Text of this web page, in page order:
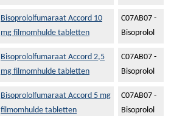
Bisoprololfumaraat Accord 10
mg filmomhulde tabletten
C07AB07 -
Bisoprolol
Bisoprololfumaraat Accord 2,5
mg filmomhulde tabletten
C07AB07 -
Bisoprolol
Bisoprololfumaraat Accord 5 mg
filmomhulde tabletten
C07AB07 -
Bisoprolol